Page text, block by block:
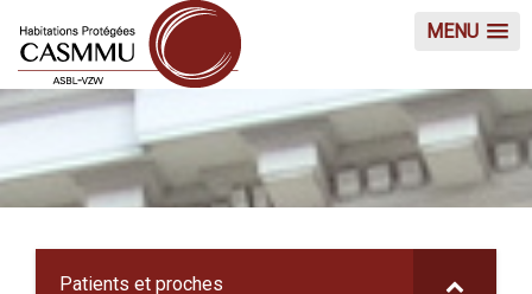
MENU
Patients et proches